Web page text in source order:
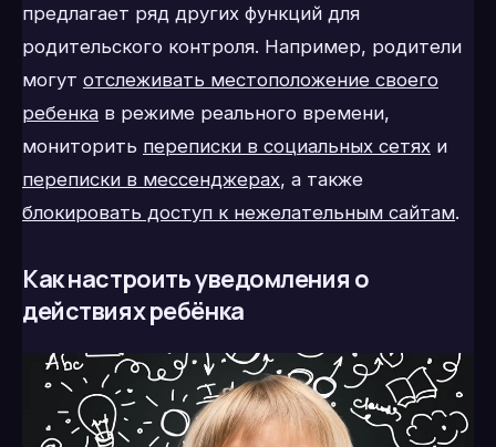
предлагает ряд других функций для
родительского контроля. Например, родители
могут отслеживать местоположение своего
ребенка в режиме реального времени,
мониторить переписки в социальных сетях и
переписки в мессенджерах, а также
блокировать доступ к нежелательным сайтам.
Как настроить уведомления о
действиях ребёнка